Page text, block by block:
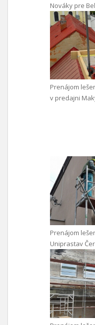
Nováky pre
Prenájom
v predajni
Prenájom
Uniprastav